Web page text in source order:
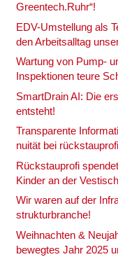
Greentech.Ruhr“!
EDV-Umstel­lung als
den Arbeits­all­tag
War­tung von Pump-
Inspek­tio­nen teu­re
Smart­Drain AI: Die
ent­steht!
Trans­pa­ren­te
nui­tät bei
Rück­stau­pro­fi
Kin­der an der
Wir waren auf der
struk­tur­bran­che!
Weih­nach­ten &
beweg­tes Jahr 2025